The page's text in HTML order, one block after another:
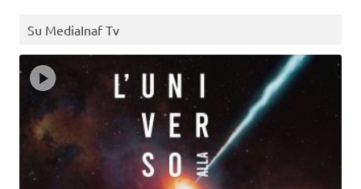
Su MediaInaf Tv